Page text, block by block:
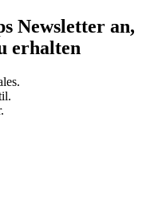
Newsletter an,
erhalten